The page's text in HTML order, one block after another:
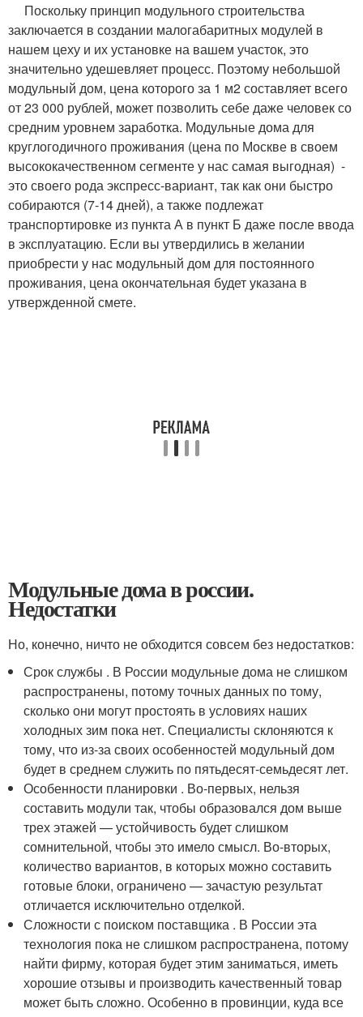
Поскольку принцип модульного строительства
заключается в создании малогабаритных модулей в
нашем цеху и их установке на вашем участок, это
значительно удешевляет процесс. Поэтому небольшой
модульный дом, цена которого за 1 м2 составляет всего
от 23 000 рублей, может позволить себе даже человек со
средним уровнем заработка. Модульные дома для
круглогодичного проживания (цена по Москве в своем
высококачественном сегменте у нас самая выгодная) -
это своего рода экспресс-вариант, так как они быстро
собираются (7-14 дней), а также подлежат
транспортировке из пункта А в пункт Б даже после ввода
в эксплуатацию. Если вы утвердились в желании
приобрести у нас модульный дом для постоянного
проживания, цена окончательная будет указана в
утвержденной смете.
Модульные дома в россии.
Недостатки
Но, конечно, ничто не обходится совсем без недостатков:
Срок службы . В России модульные дома не слишком
распространены, потому точных данных по тому,
сколько они могут простоять в условиях наших
холодных зим пока нет. Специалисты склоняются к
тому, что из-за своих особенностей модульный дом
будет в среднем служить по пятьдесят-семьдесят лет.
Особенности планировки . Во-первых, нельзя
составить модули так, чтобы образовался дом выше
трех этажей — устойчивость будет слишком
сомнительной, чтобы это имело смысл. Во-вторых,
количество вариантов, в которых можно составить
готовые блоки, ограничено — зачастую результат
отличается исключительно отделкой.
Сложности с поиском поставщика . В России эта
технология пока не слишком распространена, потому
найти фирму, которая будет этим заниматься, иметь
хорошие отзывы и производить качественный товар
может быть сложно. Особенно в провинции, куда все